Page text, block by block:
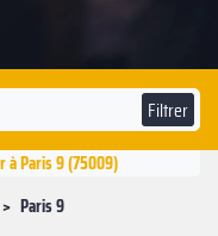
Filtrer
à Paris 9 (75009)
Paris 9